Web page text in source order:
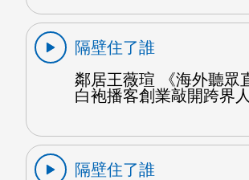
隔壁住了誰
鄰居王薇瑄 《海外聽眾
白袍播客創業敲開跨界
隔壁住了誰